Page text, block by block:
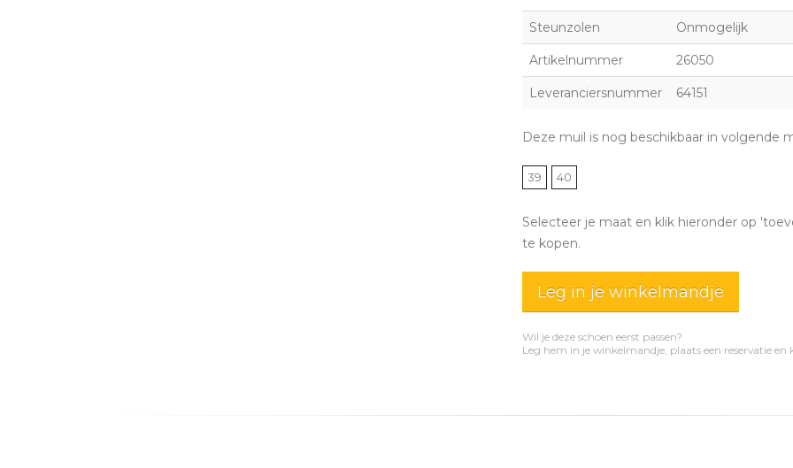
Steunzolen Onmogelijk
Artikelnummer 26050
Leveranciersnummer 64151
Deze muil is nog beschikbaar in volgende
39 40
Selecteer je maat en klik hieronder op
te kopen.
Leg in je winkelmandje
Wil je deze schoen eerst passen?
Leg hem in je winkelmandje, plaats een reservatie